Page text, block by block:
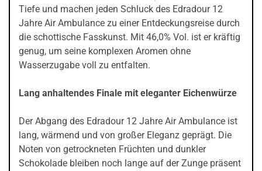
Tiefe und machen jeden Schluck des Edradour 12
Jahre Air Ambulance zu einer Entdeckungsreise durch
die schottische Fasskunst. Mit 46,0% Vol. ist er kräftig
genug, um seine komplexen Aromen ohne
Wasserzugabe voll zu entfalten.
Lang anhaltendes Finale mit eleganter Eichenwürze
Der Abgang des Edradour 12 Jahre Air Ambulance ist
lang, wärmend und von großer Eleganz geprägt. Die
Noten von getrockneten Früchten und dunkler
Schokolade bleiben noch lange auf der Zunge präsent